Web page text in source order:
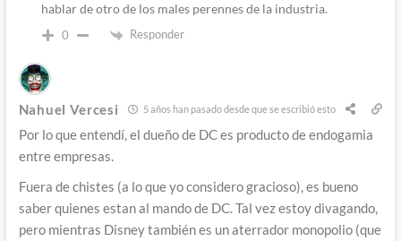
hablar de otro de los males perennes de la industria.
0 Responder
Nahuel Vercesi 5 años han pasado desde que se escribió esto
Por lo que entendí, el dueño de DC es producto de endogamia
entre empresas.
Fuera de chistes (a lo que yo considero gracioso), es bueno
saber quienes estan al mando de DC. Tal vez estoy divagando,
pero mientras Disney también es un aterrador monopolio (que